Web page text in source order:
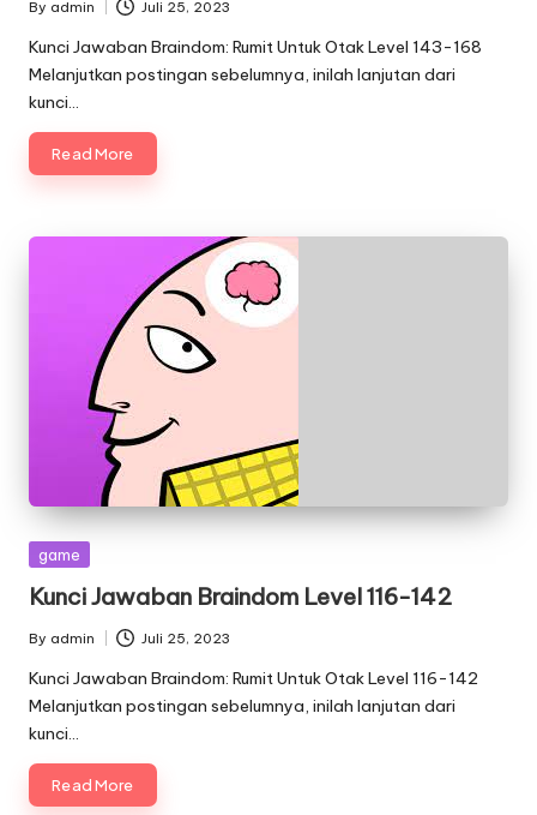
Posted
by
By admin Juli 25, 2023
Kunci Jawaban Braindom: Rumit Untuk Otak Level 143-168
Melanjutkan postingan sebelumnya, inilah lanjutan dari
kunci…
Read More
Posted
game
Kunci Jawaban Braindom Level 116-142
Posted
by
By admin Juli 25, 2023
Kunci Jawaban Braindom: Rumit Untuk Otak Level 116-142
Melanjutkan postingan sebelumnya, inilah lanjutan dari
kunci…
Read More